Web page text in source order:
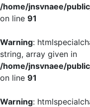
/home/jnsvnaee/
on line 91
Warning:
string, array given in
/home/jnsvnaee/
on line 91
Warning: